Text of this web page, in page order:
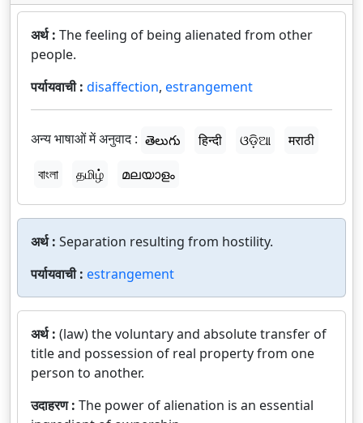
अर्थ : The feeling of being alienated from other
people.
पर्यायवाची : disaffection, estrangement
अन्य भाषाओं में अनुवाद : తెలుగు हिन्दी ଓଡ଼ିଆ
मराठी
বাংলা
தமிழ் മലയാളം
अर्थ : Separation resulting from hostility.
पर्यायवाची : estrangement
अर्थ : (law) the voluntary and absolute transfer of
title and possession of real property from one
person to another.
उदाहरण : The power of alienation is an essential